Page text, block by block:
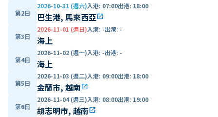
第2日
2026-10-31 (週六)入港: 07:00出港: 18:00
巴生港, 馬來西亞open_in_new
第3日
2026-11-01 (週日)入港: -出港: -
海上
第4日
2026-11-02 (週一)入港: -出港: -
海上
第5日
2026-11-03 (週二)入港: 09:00出港: 18:00
金蘭市, 越南open_in_new
第6日
2026-11-04 (週三)入港: 08:00出港: 19:00
胡志明市, 越南open_in_new